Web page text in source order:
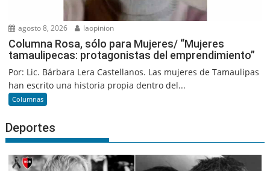
agosto 8, 2026 laopinion
Columna Rosa, sólo para Mujeres/ “Mujeres
tamaulipecas: protagonistas del emprendimiento”
Por: Lic. Bárbara Lera Castellanos. Las mujeres de Tamaulipas
han escrito una historia propia dentro del...
Columnas
Deportes